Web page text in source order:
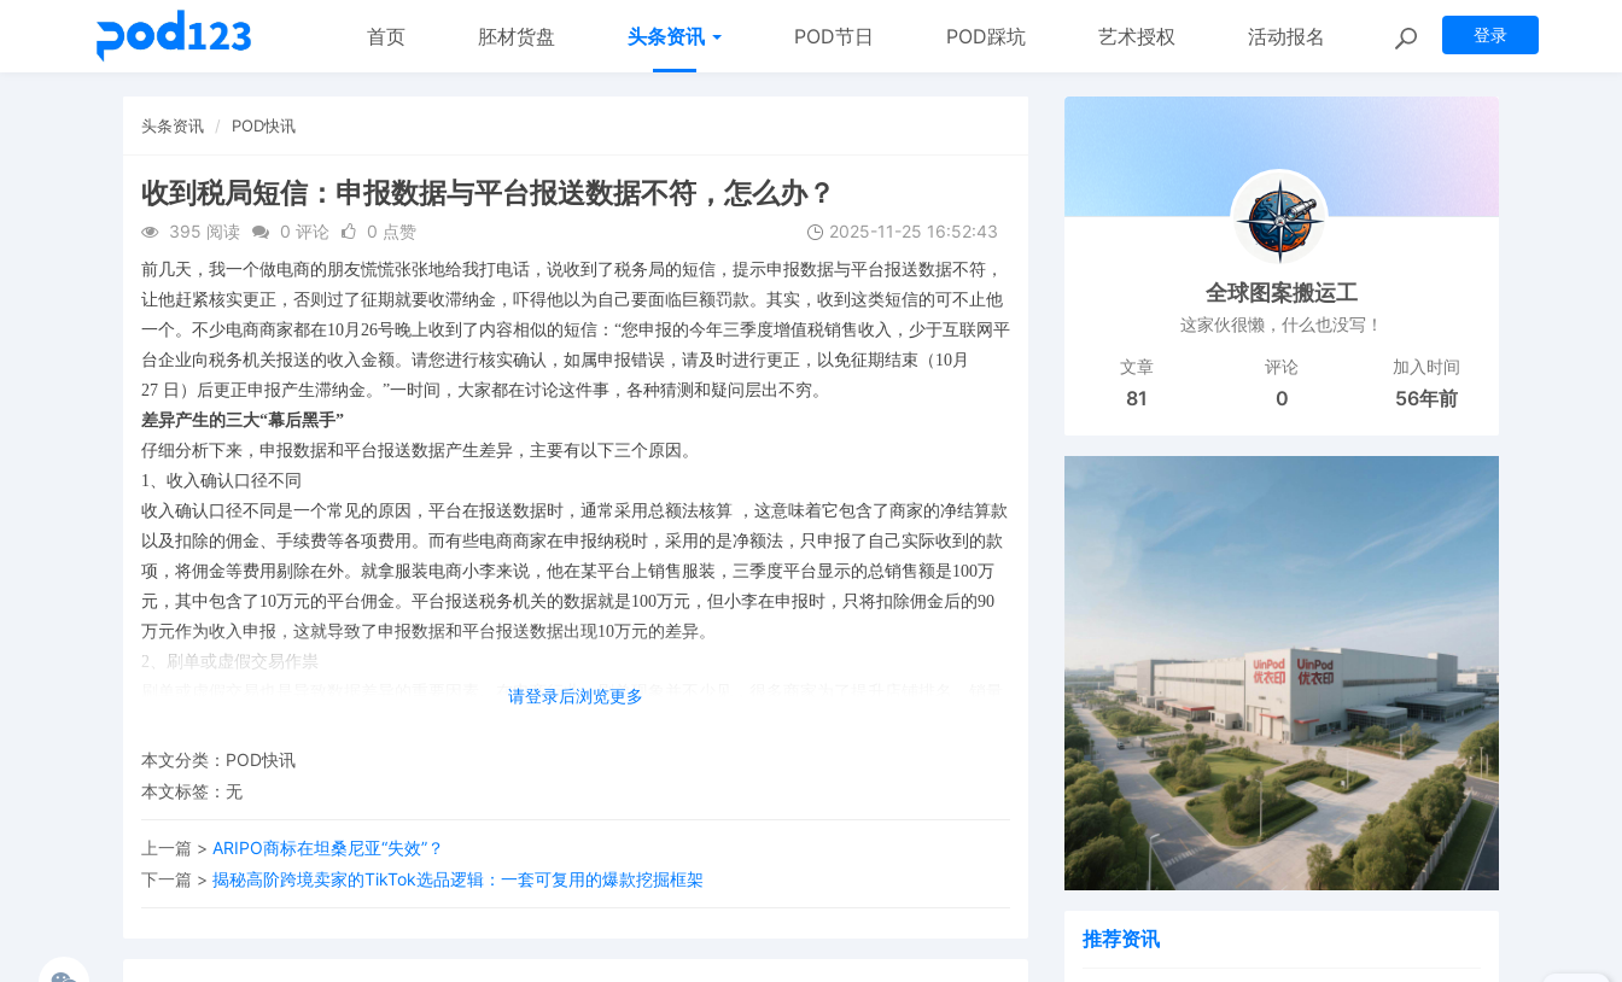
登录
首页 胚材货盘 头条资讯 POD节日 POD踩坑 艺术授权 活动报名
头条资讯 POD快讯
收到税局短信：申报数据与平台报送数据不符，怎么办？
395 阅读 0 评论 0 点赞 2025-11-25 16:52:43
请登录后浏览更多
前几天，我一个做电商的朋友慌慌张张地给我打电话，说收到了税务局的短信，提示申报数据与平台报送数据不符，
让他赶紧核实更正，否则过了征期就要收滞纳金，吓得他以为自己要面临巨额罚款。其实，收到这类短信的可不止他
一个。不少电商商家都在10月26号晚上收到了内容相似的短信：“您申报的今年三季度增值税销售收入，少于互联网平
台企业向税务机关报送的收入金额。请您进行核实确认，如属申报错误，请及时进行更正，以免征期结束（10月
27 日）后更正申报产生滞纳金。”一时间，大家都在讨论这件事，各种猜测和疑问层出不穷。
差异产生的三大“幕后黑手”
仔细分析下来，申报数据和平台报送数据产生差异，主要有以下三个原因。
1、收入确认口径不同
收入确认口径不同是一个常见的原因，平台在报送数据时，通常采用总额法核算 ，这意味着它包含了商家的净结算款
以及扣除的佣金、手续费等各项费用。而有些电商商家在申报纳税时，采用的是净额法，只申报了自己实际收到的款
项，将佣金等费用剔除在外。就拿服装电商小李来说，他在某平台上销售服装，三季度平台显示的总销售额是100万
元，其中包含了10万元的平台佣金。平台报送税务机关的数据就是100万元，但小李在申报时，只将扣除佣金后的90
万元作为收入申报，这就导致了申报数据和平台报送数据出现10万元的差异。
2、刷单或虚假交易作祟
刷单或虚假交易也是导致数据差异的重要因素。在电商行业，刷单现象并不少见，很多商家为了提升店铺排名、销量
假交易数据。而商家在进行纳税申报时，通常会将刷单收入剔除，按照真实的销售收入进行申报，这就必然导致两者
数据不一致。
时间口径的差异也会造成数据不一致。不同的平台确认收入的时间有所不同，抖音、快手等平台一般是以结算数据报
送，天猫淘宝则是以买家确认收货数据报送。而电商商家申报的数据，有的是按订单发货时间确认收入，有的是按买
本文分类： POD快讯
本文标签：无
上一篇 > ARIPO商标在坦桑尼亚“失效”？
下一篇 > 揭秘高阶跨境卖家的TikTok选品逻辑：一套可复用的爆款挖掘框架
全球图案搬运工
这家伙很懒，什么也没写！
文章
81
评论
0
加入时间
56年前
推荐资讯